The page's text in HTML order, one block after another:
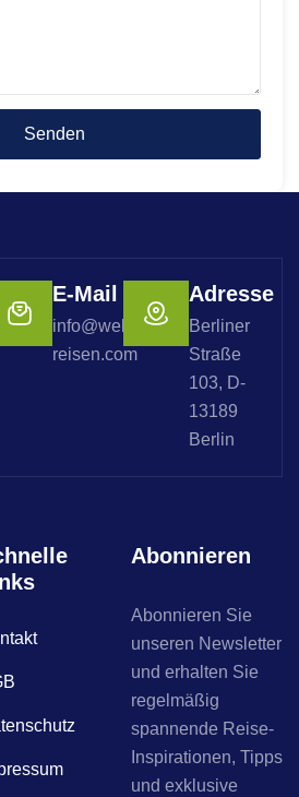
E-Mail
info@welterbe-
reisen.com
Adresse
Berliner
Straße
103, D-
13189
Berlin
Abonnieren
Abonnieren Sie
unseren Newsletter
und erhalten Sie
regelmäßig
spannende Reise-
Inspirationen, Tipps
und exklusive